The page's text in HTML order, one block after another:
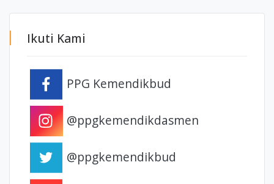
Ikuti Kami
PPG Kemendikbud
@ppgkemendikdasmen
@ppgkemendikbud